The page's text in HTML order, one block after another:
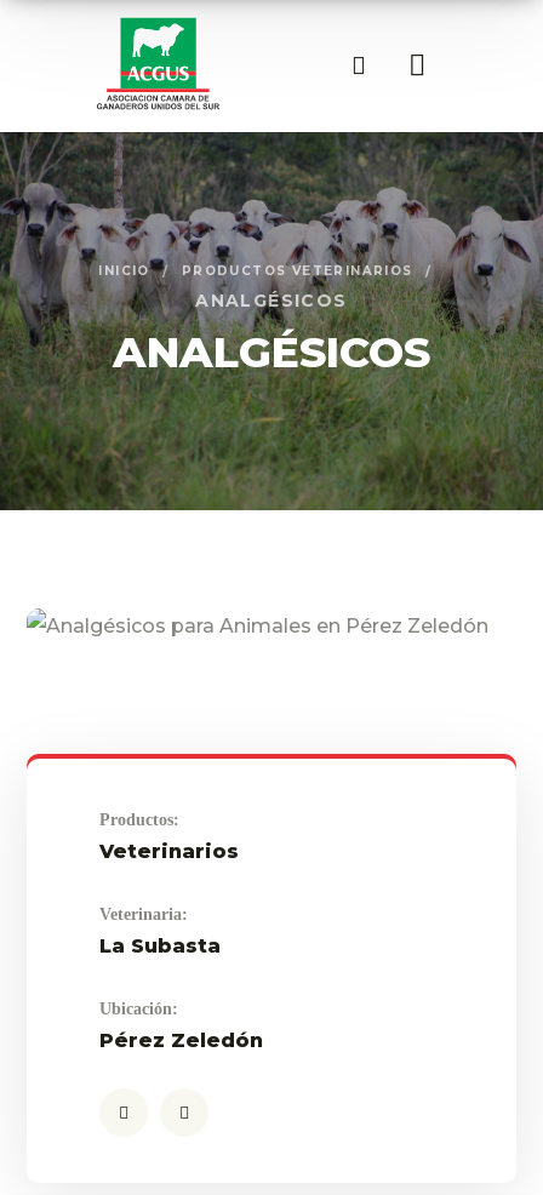
ANALGÉSICOS
INICIO PRODUCTOS VETERINARIOS
ANALGÉSICOS
Productos:
Veterinarios
Veterinaria:
La Subasta
Ubicación:
Pérez Zeledón